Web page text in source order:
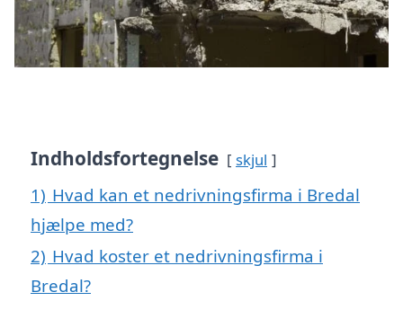
Indholdsfortegnelse skjul
1) Hvad kan et nedrivningsfirma i Bredal
hjælpe med?
2) Hvad koster et nedrivningsfirma i
Bredal?